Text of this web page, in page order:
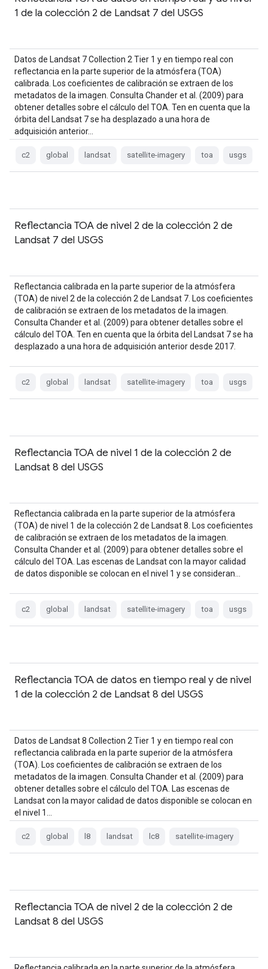
1 de la colección 2 de Landsat 7 del USGS
Datos de Landsat 7 Collection 2 Tier 1 y en tiempo real con
reflectancia en la parte superior de la atmósfera (TOA)
calibrada. Los coeficientes de calibración se extraen de los
metadatos de la imagen. Consulta Chander et al. (2009) para
obtener detalles sobre el cálculo del TOA. Ten en cuenta que la
órbita del Landsat 7 se ha desplazado a una hora de
adquisición anterior…
c2 global landsat satellite-imagery toa usgs
Reflectancia TOA de nivel 2 de la colección 2 de
Landsat 7 del USGS
Reflectancia calibrada en la parte superior de la atmósfera
(TOA) de nivel 2 de la colección 2 de Landsat 7. Los coeficientes
de calibración se extraen de los metadatos de la imagen.
Consulta Chander et al. (2009) para obtener detalles sobre el
cálculo del TOA. Ten en cuenta que la órbita del Landsat 7 se ha
desplazado a una hora de adquisición anterior desde 2017.
c2 global landsat satellite-imagery toa usgs
Reflectancia TOA de nivel 1 de la colección 2 de
Landsat 8 del USGS
Reflectancia calibrada en la parte superior de la atmósfera
(TOA) de nivel 1 de la colección 2 de Landsat 8. Los coeficientes
de calibración se extraen de los metadatos de la imagen.
Consulta Chander et al. (2009) para obtener detalles sobre el
cálculo del TOA. Las escenas de Landsat con la mayor calidad
de datos disponible se colocan en el nivel 1 y se consideran…
c2 global landsat satellite-imagery toa usgs
Reflectancia TOA de datos en tiempo real y de nivel
1 de la colección 2 de Landsat 8 del USGS
Datos de Landsat 8 Collection 2 Tier 1 y en tiempo real con
reflectancia calibrada en la parte superior de la atmósfera
(TOA). Los coeficientes de calibración se extraen de los
metadatos de la imagen. Consulta Chander et al. (2009) para
obtener detalles sobre el cálculo del TOA. Las escenas de
Landsat con la mayor calidad de datos disponible se colocan en
el nivel 1…
c2 global l8 landsat lc8 satellite-imagery
Reflectancia TOA de nivel 2 de la colección 2 de
Landsat 8 del USGS